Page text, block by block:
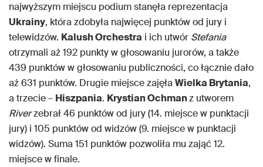
najwyższym miejscu podium stanęła reprezentacja
Ukrainy, która zdobyła najwięcej punktów od jury i
telewidzów. Kalush Orchestra i ich utwór Stefania
otrzymali aż 192 punkty w głosowaniu jurorów, a także
439 punktów w głosowaniu publiczności, co łącznie dało
aż 631 punktów. Drugie miejsce zajęłaWielka Brytania,
a trzecie – Hiszpania. Krystian Ochmanz utworem
Riverzebrał 46 punktów od jury (14. miejsce w punktacji
jury) i 105 punktów od widzów (9. miejsce w punktacji
widzów). Suma 151 punktów pozwoliła mu zająć 12.
miejsce w finale.